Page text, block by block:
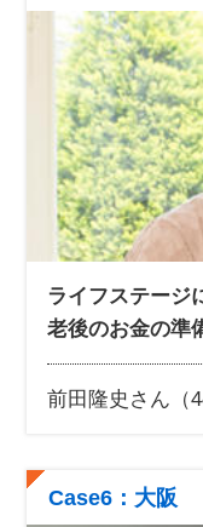
ライフステージ
老後のお金の準
前田隆史さん（
Case6：大阪